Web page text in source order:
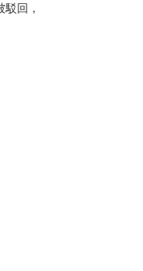
回，